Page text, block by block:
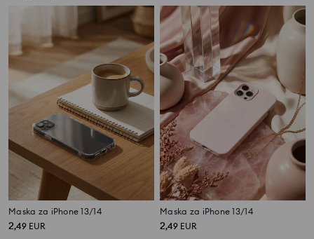
Maska za iPhone 13/14
2,49 EUR
Maska za iPhone 13/14
2,49 EUR